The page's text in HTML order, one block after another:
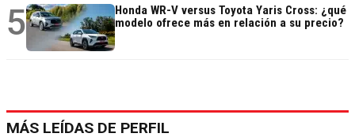
5
Honda WR-V versus Toyota Yaris Cross: ¿qué
modelo ofrece más en relación a su precio?
MÁS LEÍDAS DE PERFIL